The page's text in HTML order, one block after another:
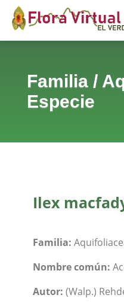
Familia/
Especie
Ilex
Familia:
Nombre común:
Autor: (Walp.)